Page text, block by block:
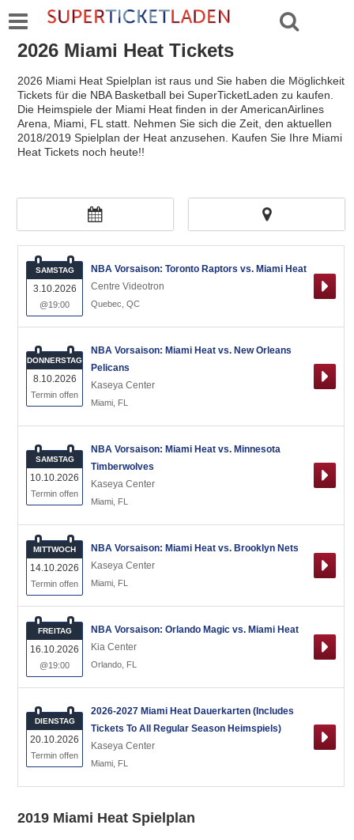
2026 Miami Heat Tickets
2026 Miami Heat Spielplan ist raus und Sie haben die Möglichkeit
Tickets für die NBA Basketball bei SuperTicketLaden zu kaufen.
Die Heimspiele der Miami Heat finden in der AmericanAirlines
Arena, Miami, FL statt. Nehmen Sie sich die Zeit, den aktuellen
2018/2019 Spielplan der Heat anzusehen. Kaufen Sie Ihre Miami
Heat Tickets noch heute!!
NBA Vorsaison: Toronto Raptors vs. Miami Heat
Centre Videotron
Quebec QC
SAMSTAG
3.10.2026
@19:00
NBA Vorsaison: Miami Heat vs. New Orleans
Pelicans
Kaseya Center
Miami FL
DONNERSTAG
8.10.2026
Termin offen
NBA Vorsaison: Miami Heat vs. Minnesota
Timberwolves
Kaseya Center
Miami FL
SAMSTAG
10.10.2026
Termin offen
NBA Vorsaison: Miami Heat vs. Brooklyn Nets
Kaseya Center
Miami FL
MITTWOCH
14.10.2026
Termin offen
NBA Vorsaison: Orlando Magic vs. Miami Heat
Kia Center
Orlando FL
FREITAG
16.10.2026
@19:00
2026-2027 Miami Heat Dauerkarten (Includes
Tickets To All Regular Season Heimspiels)
Kaseya Center
Miami FL
DIENSTAG
20.10.2026
Termin offen
2019 Miami Heat Spielplan